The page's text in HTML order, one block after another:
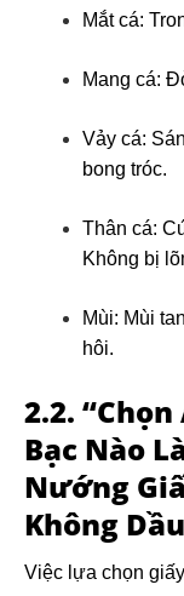
Mắt cá:
Mang cá:
Vảy cá:
bong tróc.
Thân cá:
Không bị
Mùi: Mùi
hôi.
2.2.
Bạc Nào
Nướng
Không
Việc lựa chọn